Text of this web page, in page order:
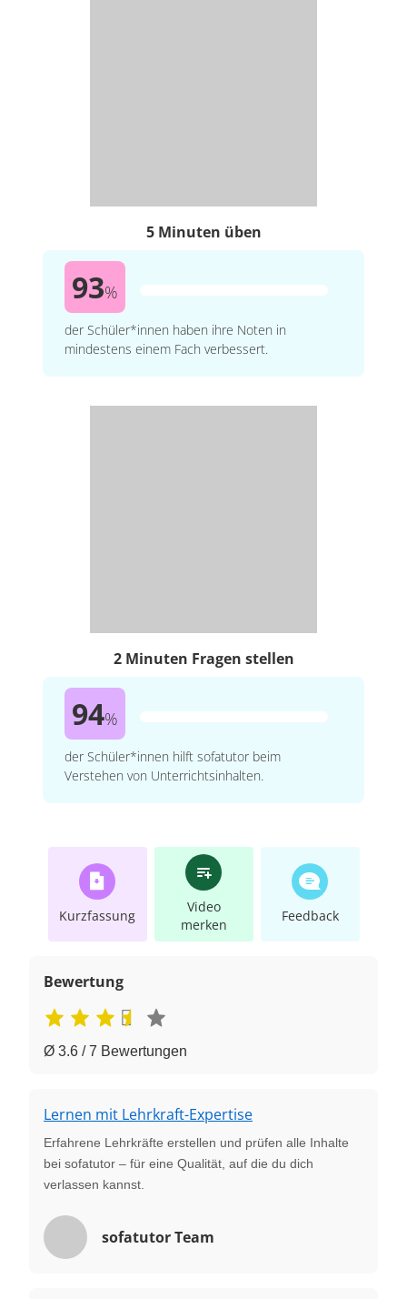
5 Minuten üben
93%
der Schüler*innen haben ihre Noten in
mindestens einem Fach verbessert.
2 Minuten Fragen stellen
94%
der Schüler*innen hilft sofatutor beim
Verstehen von Unterrichtsinhalten.
Kurzfassung
Video
merken
Feedback
Bewertung
Ø 3.6 / 7 Bewertungen
Lernen mit Lehrkraft-Expertise
Erfahrene Lehrkräfte erstellen und prüfen alle Inhalte
bei sofatutor – für eine Qualität, auf die du dich
verlassen kannst.
sofatutor Team